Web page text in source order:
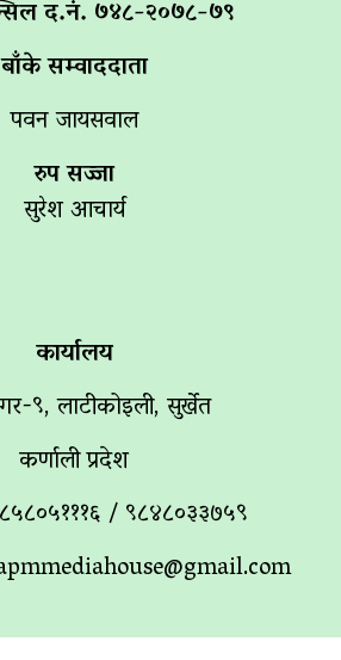
द.नं. ७४८-२०७८-७९
बाँके सम्वाददाता
पवन जायसवाल
रुप सज्जा
सुरेश आचार्य
कार्यालय
९, लाटीकोइली, सुर्खेत
कर्णाली प्रदेश
/ ९८४८०३३७५९